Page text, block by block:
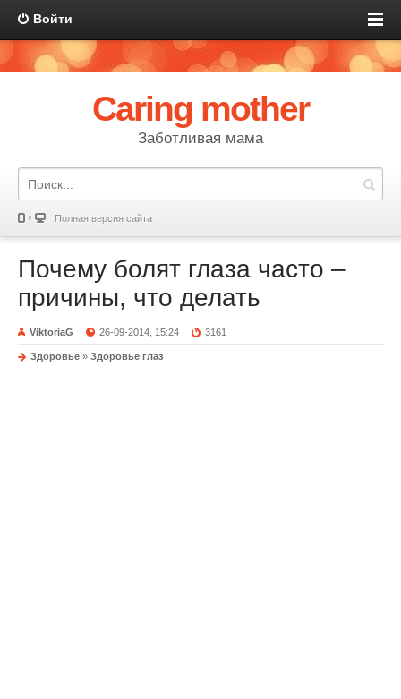
Войти
Caring mother
Заботливая мама
Полная версия сайта
Почему болят глаза часто –
причины, что делать
ViktoriaG 26-09-2014, 15:24 3161
Здоровье » Здоровье глаз